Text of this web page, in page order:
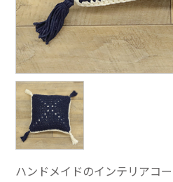
ハンドメイドのインテリアコ